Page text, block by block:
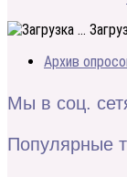
Архив
Мы в соц.
Популярные